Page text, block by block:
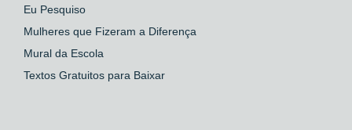
Eu Pesquiso
Mulheres que Fizeram a Diferença
Mural da Escola
Textos Gratuitos para Baixar